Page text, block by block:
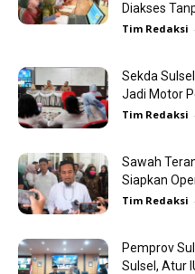
Diakses
Tim Redaksi -
Sekda
Jadi Motor
Tim Redaksi -
Sawah
Siapkan
Tim Redaksi -
Pemprov
Sulsel, Atur